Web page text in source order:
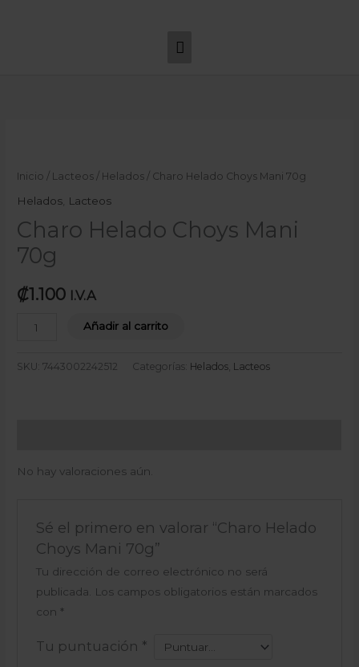
principal
Inicio / Lacteos / Helados / Charo Helado Choys Mani 70g
Helados Lacteos
Charo Helado Choys Mani
70g
₡1.100 I.V.A
Choys
Mani
cantidad
Añadir al carrito
SKU:7443002242512 Categorías: Helados Lacteos
No hay valoraciones aún.
Sé el primero en valorar “Charo Helado
Choys Mani 70g”
Tu dirección de correo electrónico no será
publicada.
Los campos obligatorios están marcados
con *
Tu puntuación *